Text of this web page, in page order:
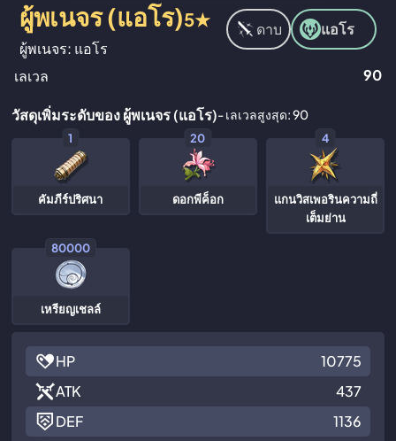
ผู้พเนจร (แอโร)5★
ผู้พเนจร: แอโร
ดาบ แอโร
เลเวล 90
วัสดุเพิ่มระดับของ ผู้พเนจร (แอโร)- เลเวลสูงสุด: 90
คัมภีร์ปริศนา
1
ดอกพีค็อก
20
แกนวิสเพอรินความถี่
เต็มย่าน
4
เหรียญเชลล์
80000
HP
10775
ATK
437
DEF
1136